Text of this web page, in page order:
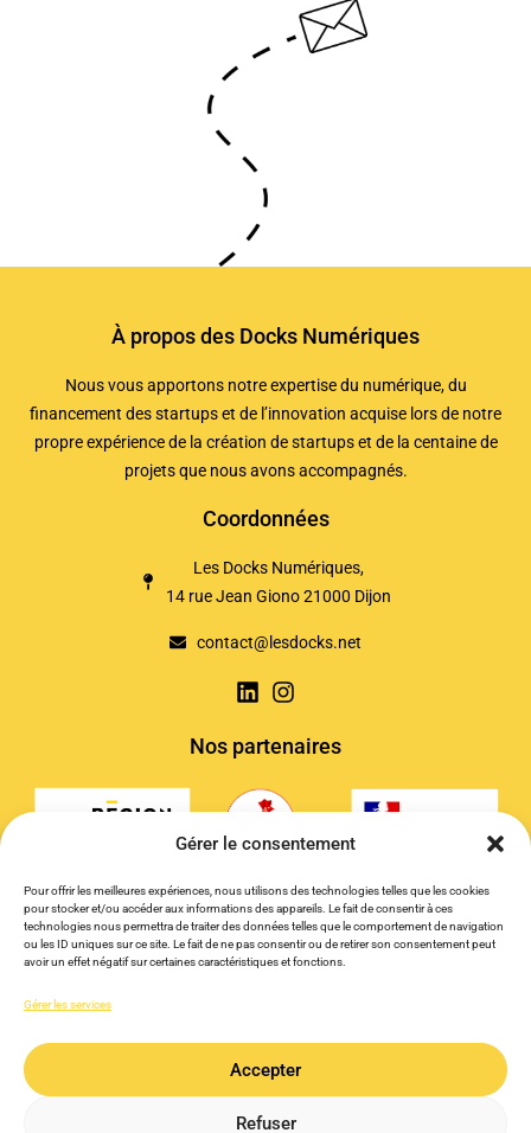
Gérer le consentement
Pour offrir les meilleures expériences, nous utilisons des technologies telles que les cookies
pour stocker et/ou accéder aux informations des appareils. Le fait de consentir à ces
technologies nous permettra de traiter des données telles que le comportement de navigation
ou les ID uniques sur ce site. Le fait de ne pas consentir ou de retirer son consentement peut
avoir un effet négatif sur certaines caractéristiques et fonctions.
Gérer les services
Accepter
Refuser
À propos des Docks Numériques
Nous vous apportons notre expertise du numérique, du
financement des startups et de l’innovation acquise lors de notre
propre expérience de la création de startups et de la centaine de
projets que nous avons accompagnés.
Coordonnées
Les Docks Numériques,
14 rue Jean Giono 21000 Dijon
contact@lesdocks.net
Nos partenaires